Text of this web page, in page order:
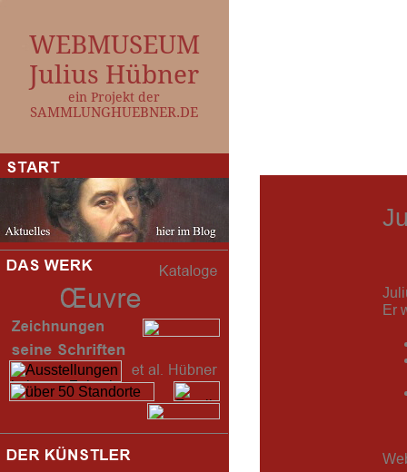
WEBMUSEUM
Julius Hübner
ein Projekt der
SAMMLUNGHUEBNER.DE
Er